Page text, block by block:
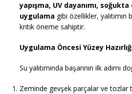
yapışma, UV dayanımı,
uygulama gibi özellikler, yalıtımın
kritik öneme sahiptir.
Uygulama Öncesi Yüzey
Su yalıtımında başarının ilk adımı
Zeminde gevşek parçalar ve tozlar